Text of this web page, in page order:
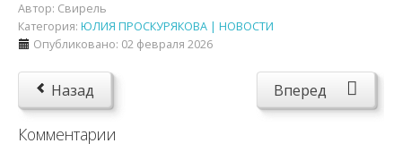
Автор: Свирель
Категория: ЮЛИЯ ПРОСКУРЯКОВА | НОВОСТИ
Опубликовано: 02 февраля 2026
Назад Вперед
Комментарии